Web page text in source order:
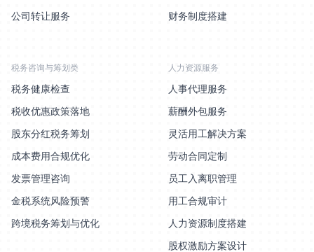
公司转让服务
财务制度搭建
税务咨询与筹划类
税务健康检查
税收优惠政策落地
股东分红税务筹划
成本费用合规优化
发票管理咨询
金税系统风险预警
跨境税务筹划与优化
人力资源服务
人事代理服务
薪酬外包服务
灵活用工解决方案
劳动合同定制
员工入离职管理
用工合规审计
人力资源制度搭建
股权激励方案设计